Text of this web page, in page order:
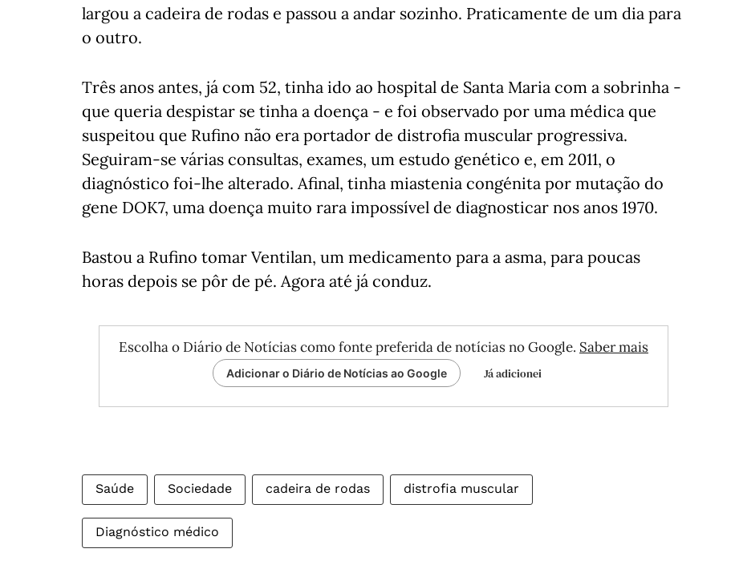
largou a cadeira de rodas e passou a andar sozinho. Praticamente de um dia para
o outro.
Três anos antes, já com 52, tinha ido ao hospital de Santa Maria com a sobrinha -
que queria despistar se tinha a doença - e foi observado por uma médica que
suspeitou que Rufino não era portador de distrofia muscular progressiva.
Seguiram-se várias consultas, exames, um estudo genético e, em 2011, o
diagnóstico foi-lhe alterado. Afinal, tinha miastenia congénita por mutação do
gene DOK7, uma doença muito rara impossível de diagnosticar nos anos 1970.
Bastou a Rufino tomar Ventilan, um medicamento para a asma, para poucas
horas depois se pôr de pé. Agora até já conduz.
Escolha o Diário de Notícias como fonte preferida de notícias no Google. Saber mais
Adicionar o Diário de Notícias ao Google Já adicionei
Saúde Sociedade cadeira de rodas distrofia muscular
Diagnóstico médico